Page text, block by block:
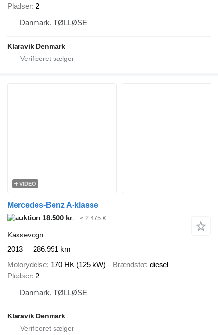
Pladser 2
Danmark, TØLLØSE
Klaravik Denmark
VIDEO
Mercedes-Benz A-klasse
18.500 kr.
≈ 2.475 €
Kassevogn
2013
286.991 km
Motorydelse 170 HK (125 kW) Brændstof diesel
Pladser 2
Danmark, TØLLØSE
Klaravik Denmark